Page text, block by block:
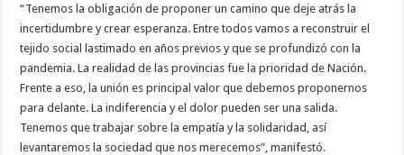
“Tenemos la obligación de proponer un camino que deje atrás la
incertidumbre y crear esperanza. Entre todos vamos a reconstruir el
tejido social lastimado en años previos y que se profundizó con la
pandemia. La realidad de las provincias fue la prioridad de Nación.
Frente a eso, la unión es principal valor que debemos proponernos
para delante. La indiferencia y el dolor pueden ser una salida.
Tenemos que trabajar sobre la empatía y la solidaridad, así
levantaremos la sociedad que nos merecemos”, manifestó.